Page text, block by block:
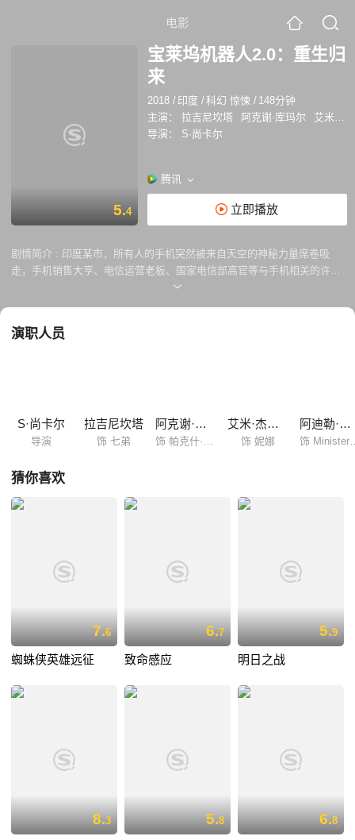
电影
5.4
宝莱坞机器人2.0：重生归
来
2018 / 印度 /科幻 惊悚 / 148分钟
主演：
拉吉尼坎塔 阿克谢·库玛尔
艾米·杰克逊
导演：
S·尚卡尔
腾讯
立即播放
剧情简介 : 印度某市，所有人的手机突然被来自天空的神秘力量席卷吸
走，手机销售大亨、电信运营老板、国家电信部高官等与手机相关的许多
人相继离奇死去；城市上空，巨型变异鸟怪（阿克谢库玛尔 饰）突然出
下，一路追踪事件真相，但后果已无法挽回，能够拯救人类的唯一方法只
演职人员
S·尚卡尔
导演
拉吉尼坎塔
饰 七弟
阿克谢·库玛尔 艾米·杰克逊
饰 妮娜
阿迪勒·侯赛因
猜你喜欢
7.6
蜘蛛侠英雄远征
6.7
致命感应
5.9
明日之战
8.3 5.8 6.8